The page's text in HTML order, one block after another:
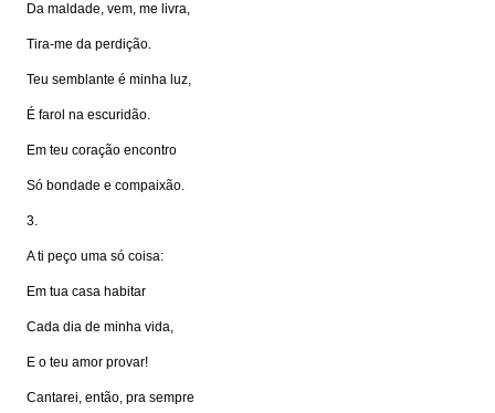
Da maldade, vem, me livra,
Tira-me da perdição.
Teu semblante é minha luz,
É farol na escuridão.
Em teu coração encontro
Só bondade e compaixão.
3.
A ti peço uma só coisa:
Em tua casa habitar
Cada dia de minha vida,
E o teu amor provar!
Cantarei, então, pra sempre